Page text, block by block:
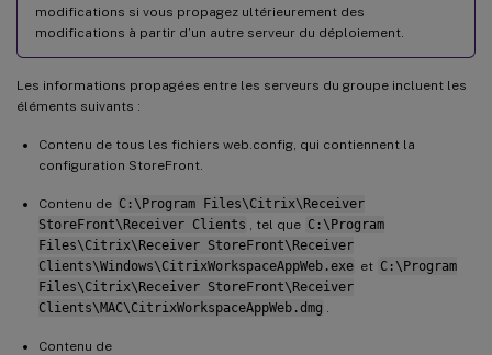
modifications si vous propagez ultérieurement des
modifications à partir d’un autre serveur du déploiement.
Les informations propagées entre les serveurs du groupe incluent les
éléments suivants :
Contenu de tous les fichiers web.config, qui contiennent la
configuration StoreFront.
Contenu de C:\Program Files\Citrix\Receiver
StoreFront\Receiver Clients
, tel que C:\Program
Files\Citrix\Receiver StoreFront\Receiver
Clients\Windows\CitrixWorkspaceAppWeb.exe et C:\Program
Files\Citrix\Receiver StoreFront\Receiver
Clients\MAC\CitrixWorkspaceAppWeb.dmg
Contenu de